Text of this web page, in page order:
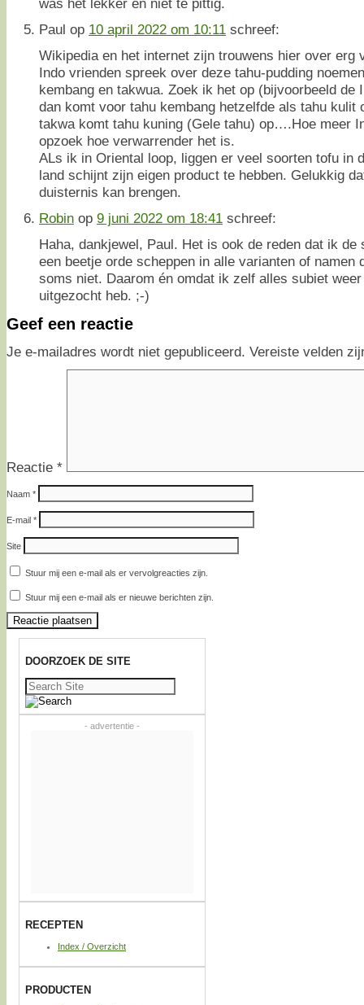
Paul op 10 april 2022 om 10:11 schreef:
Wikipedia en het internet zijn trouwens hier over erg
Indo vrienden spreek over deze tahu-pudding
kembang en takwua. Zoek ik het op (bijvoorbeeld de
dan komt voor tahu kembang hetzelfde als tahu kulit
takwa komt tahu kuning (Gele tahu) op….Hoe meer
opzoek hoe verwarrender het is.
ALs ik in Oriental loop, liggen er veel soorten tofu in
land schijnt zijn eigen product te hebben. Gelukkig
duisternis kan brengen.
Robin op 9 juni 2022 om 18:41 schreef:
Haha, dankjewel, Paul. Het is ook de reden dat ik de
een beetje orde scheppen in alle varianten of namen
soms niet. Daarom én omdat ik zelf alles subiet
uitgezocht heb. ;-)
Geef een reactie
Je e-mailadres wordt niet gepubliceerd. Vereiste velden
Reactie *
Naam *
E-mail *
Site
Stuur mij een e-mail als er vervolgreacties zijn.
Stuur mij een e-mail als er nieuwe berichten zijn.
DOORZOEK DE SITE
Zoeken
naar:
- advertentie -
RECEPTEN
Index / Overzicht
PRODUCTEN